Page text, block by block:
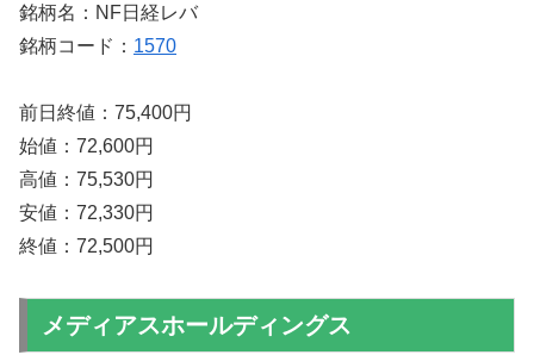
銘柄名：NF日経レバ
銘柄コード： 1570
前日終値：75,400円
始値：72,600円
高値：75,530円
安値：72,330円
終値：72,500円
メディアスホールディングス